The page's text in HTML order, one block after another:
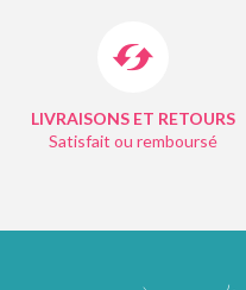
LIVRAISONS ET RETOURS
Satisfait ou remboursé